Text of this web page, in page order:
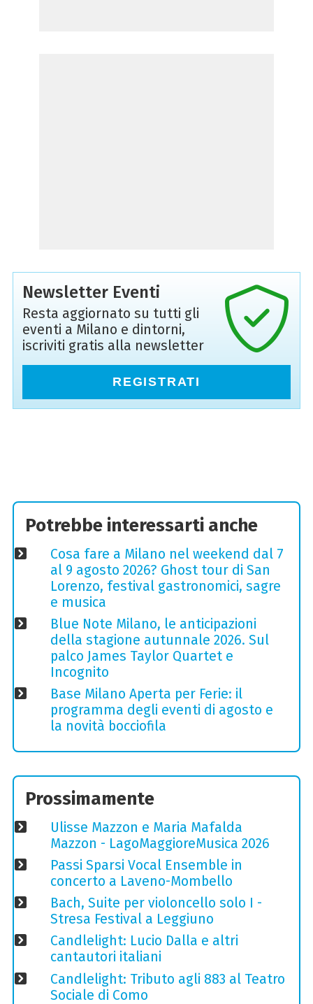
Newsletter Eventi
Resta aggiornato su tutti gli
eventi a Milano e dintorni,
iscriviti gratis alla newsletter
REGISTRATI
Potrebbe interessarti anche
Cosa fare a Milano nel weekend dal 7
al 9 agosto 2026? Ghost tour di San
Lorenzo, festival gastronomici, sagre
e musica
Blue Note Milano, le anticipazioni
della stagione autunnale 2026. Sul
palco James Taylor Quartet e
Incognito
Base Milano Aperta per Ferie: il
programma degli eventi di agosto e
la novità bocciofila
Prossimamente
Ulisse Mazzon e Maria Mafalda
Mazzon - LagoMaggioreMusica 2026
Passi Sparsi Vocal Ensemble in
concerto a Laveno-Mombello
Bach, Suite per violoncello solo I -
Stresa Festival a Leggiuno
Candlelight: Lucio Dalla e altri
cantautori italiani
Candlelight: Tributo agli 883 al Teatro
Sociale di Como